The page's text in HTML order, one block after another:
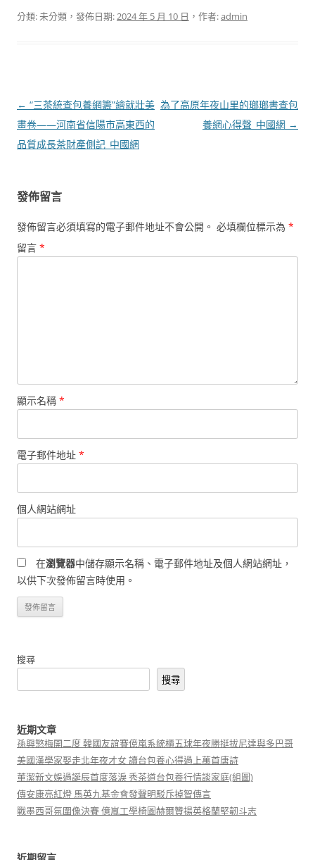
分類: 未分類，發佈日期:2024 年 5 月 10 日 ，作者:admin
文
章
導
← “三茶統查包養網籌”繪就壯美
畫卷——河南省信陽市高東西的
品質成長茶財產側記_中國網
為了高原年夜山里的瑯瑯書查包
養網心得聲_中國網 →
發佈留言
發佈留言必須填寫的電子郵件地址不會公開。 必填欄位標示為 *
留言 *
顯示名稱 *
電子郵件地址 *
個人網站網址
在瀏覽器中儲存顯示名稱、電子郵件地址及個人網站網址，
以供下次發佈留言時使用。
搜尋
搜尋
近期文章
孫興慜梅開二度 韓國友誼賽億嵐系統櫃五球年夜勝挺拔尼達與多巴哥
美國漢學家娶走北年夜才女 讀台包養心得過上萬首唐詩
董潔新文娛過誕辰首度落淚 秀茶道台包養行情談家庭(組圖)
傳安康亮紅燈 馬英九基金會發聲明駁斥掉智傳言
戰墨西哥氛圍像決賽 億嵐工學椅圖赫爾贊揚英格蘭堅韌斗志